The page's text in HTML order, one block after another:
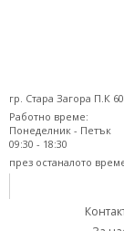
гр. Стара Загора П.К
Работно време:
Понеделник - Петък
09:30 - 18:30
през останалото